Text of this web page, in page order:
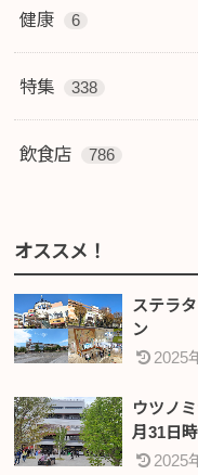
健康 6
特集 338
飲食店 786
オススメ！
ステラ
ン
2025
ウツノ
月31日時
2025